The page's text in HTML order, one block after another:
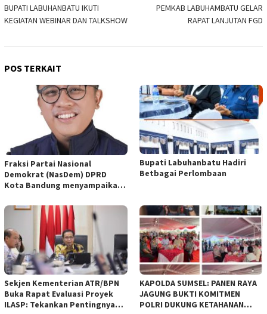
pos
BUPATI LABUHANBATU IKUTI
KEGIATAN WEBINAR DAN TALKSHOW
PEMKAB LABUHAMBATU GELAR
RAPAT LANJUTAN FGD
POS TERKAIT
Fraksi Partai Nasional
Demokrat (NasDem) DPRD
Kota Bandung menyampaikan
empat Rancangan Peraturan
Daerah (Raperda) yang
diajukan Pemerintah Kota
Bandung
Bupati Labuhanbatu Hadiri
Betbagai Perlombaan
Sekjen Kementerian ATR/BPN
Buka Rapat Evaluasi Proyek
ILASP: Tekankan Pentingnya
KAPOLDA SUMSEL: PANEN RAYA
JAGUNG BUKTI KOMITMEN
POLRI DUKUNG KETAHANAN